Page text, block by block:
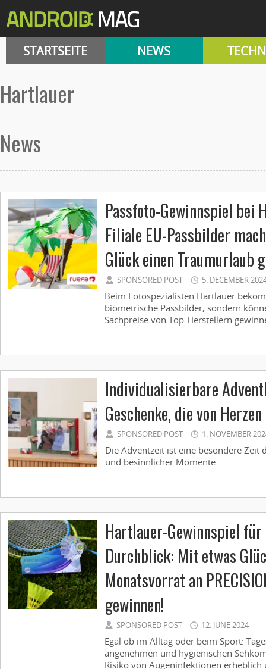
STARTSEITE NEWS
hartlauer
News
Passfoto-Gewinnspiel bei
Filiale EU-Passbilder
Glück einen Traumurlaub
SPONSORED POST 5. DECEMBER
Beim Fotospezialisten Hartlauer
biometrische Passbilder, sondern
Sachpreise von Top-Herstellern
Individualisierbare
Geschenke, die von
SPONSORED POST 1. NOVEMBER
Die Adventzeit ist eine besondere Zeit
und besinnlicher Momente ...
Hartlauer-Gewinnspiel
Durchblick: Mit etwas
Monatsvorrat an
gewinnen!
SPONSORED POST 12. JUNE 2024
Egal ob im Alltag oder beim Sport:
angenehmen und hygienischen
Risiko von Augeninfektionen erheblich